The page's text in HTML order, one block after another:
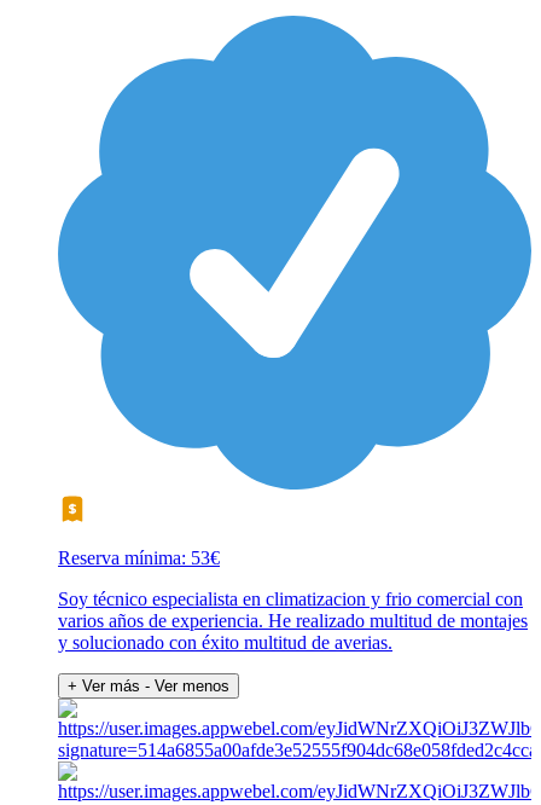
Reserva mínima: 53€
Soy técnico especialista en climatizacion y frio comercial con
varios años de experiencia. He realizado multitud de montajes
y solucionado con éxito multitud de averias.
+ Ver más - Ver menos